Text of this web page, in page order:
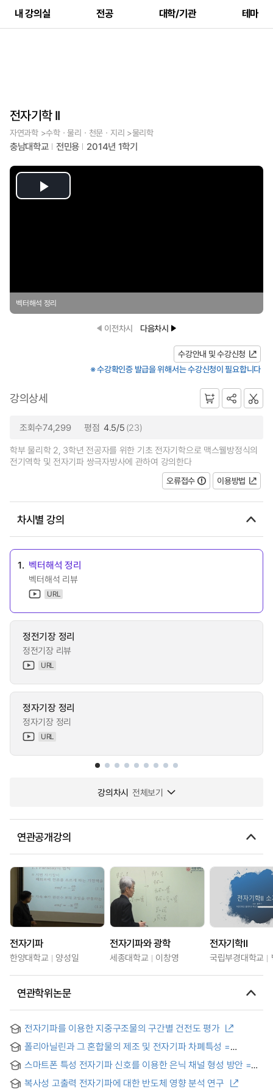
내 강의실 전공 대학/기관 테마
전자기학 II
자연과학 >수학ㆍ물리ㆍ천문ㆍ지리 >물리학
충남대학교 전민용 2014년 1학기
Play
벡터해석 정리
이전차시 다음차시
수강안내 및 수강신청
※ 수강확인증 발급을 위해서는 수강신청이 필요합니다
강의상세
조회수74,299 평점 4.5/5 (23)
학부 물리학 2, 3학년 전공자를 위한 기초 전자기학으로 맥스웰방정식의
전기역학 및 전자기파 쌍극자방사에 관하여 강의한다
오류접수
이용방법
차시별 강의
1. 벡터해석 정리
벡터해석 리뷰
URL
정전기장 정리
정전기장 리뷰
URL
정자기장 정리
정자기장 정리
URL
강의차시 전체보기
연관공개강의
전자기파
한양대학교 양성일
전자기파와 광학
세종대학교 이창영
전자기학II
국립부경대학교
연관학위논문
전자기파를 이용한 지중구조물의 구간별 건전도 평가
폴리아닐린과 그 혼합물의 제조 및 전자기파 차폐특성 =
Characteristics of Polyaniline and Its mixtures
스마트폰 특성 전자기파 신호를 이용한 은닉 채널 형성 방안 =
Signals of Smartphone
복사성 고출력 전자기파에 대한 반도체 영향 분석 연구